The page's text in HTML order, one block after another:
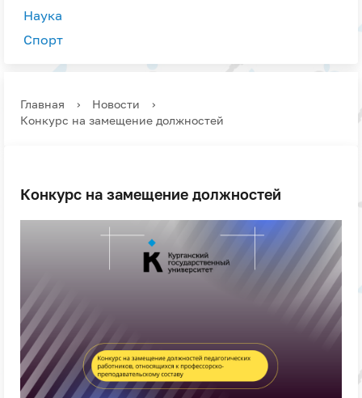
Наука
Спорт
Главная › Новости
›
Конкурс на замещение должностей
Конкурс на замещение должностей